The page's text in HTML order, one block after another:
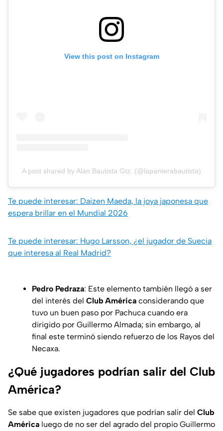
View this post on Instagram
A post shared by Alan Bautista Gtz. (@lapanterabautista)
Te puede interesar: Daizen Maeda, la joya japonesa que
espera brillar en el Mundial 2026
Te puede interesar: Hugo Larsson, ¿el jugador de Suecia
que interesa al Real Madrid?
Pedro Pedraza: Este elemento también llegó a ser
del interés del Club América considerando que
tuvo un buen paso por Pachuca cuando era
dirigido por Guillermo Almada; sin embargo, al
final este terminó siendo refuerzo de los Rayos del
Necaxa.
¿Qué jugadores podrían salir del Club
América?
Se sabe que existen jugadores que podrían salir del Club
América luego de no ser del agrado del propio Guillermo